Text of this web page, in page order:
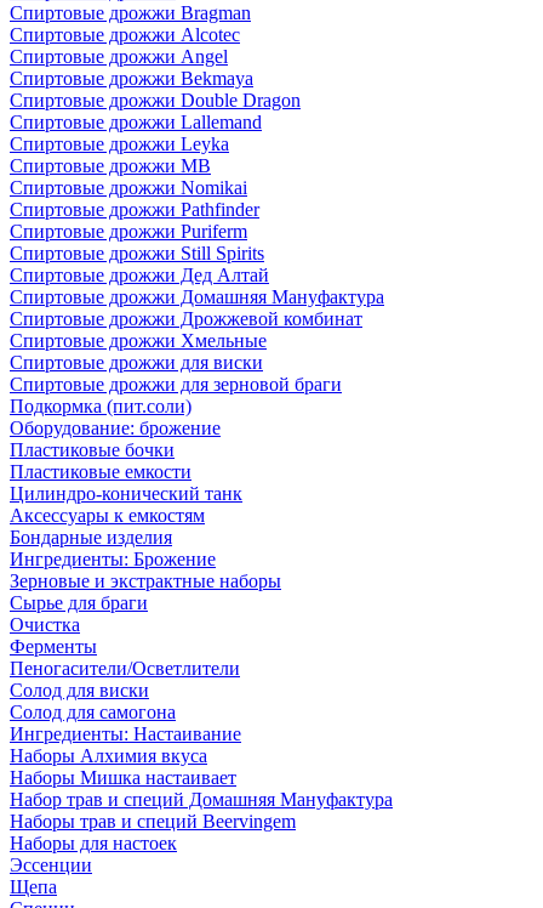
Спиртовые дрожжи Bragman
Спиртовые дрожжи Alcotec
Спиртовые дрожжи Angel
Спиртовые дрожжи Bekmaya
Спиртовые дрожжи Double Dragon
Спиртовые дрожжи Lallemand
Спиртовые дрожжи Leyka
Спиртовые дрожжи MB
Спиртовые дрожжи Nomikai
Спиртовые дрожжи Pathfinder
Спиртовые дрожжи Puriferm
Спиртовые дрожжи Still Spirits
Спиртовые дрожжи Дед Алтай
Спиртовые дрожжи Домашняя Мануфактура
Спиртовые дрожжи Дрожжевой комбинат
Спиртовые дрожжи Хмельные
Спиртовые дрожжи для виски
Спиртовые дрожжи для зерновой браги
Подкормка (пит.соли)
Оборудование: брожение
Пластиковые бочки
Пластиковые емкости
Цилиндро-конический танк
Аксессуары к емкостям
Бондарные изделия
Ингредиенты: Брожение
Зерновые и экстрактные наборы
Сырье для браги
Очистка
Ферменты
Пеногасители/Осветлители
Солод для виски
Солод для самогона
Ингредиенты: Настаивание
Наборы Алхимия вкуса
Наборы Мишка настаивает
Набор трав и специй Домашняя Мануфактура
Наборы трав и специй Beervingem
Наборы для настоек
Эссенции
Щепа